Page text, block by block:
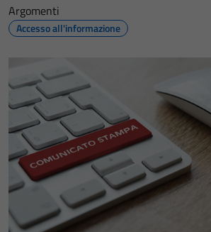
Argomenti
Accesso all'informazione